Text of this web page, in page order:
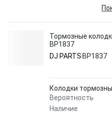
Тормозные
BP1837
DJ PARTS BP1837
Колодки
Вероятность
Наличие